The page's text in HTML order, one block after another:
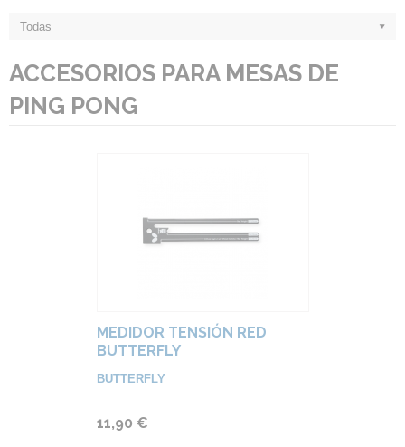
Todas
ACCESORIOS PARA MESAS DE
PING PONG
MEDIDOR TENSIÓN RED
BUTTERFLY
BUTTERFLY
11,90 €